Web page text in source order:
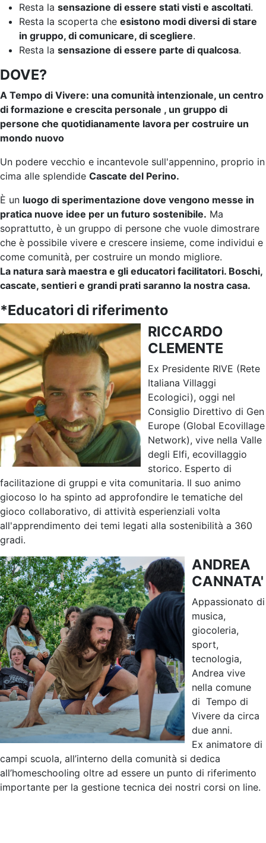
Resta la sensazione di essere stati visti e ascoltati.
Resta la scoperta che esistono modi diversi di stare
in gruppo, di comunicare, di scegliere.
Resta la sensazione di essere parte di qualcosa.
DOVE?
A Tempo di Vivere: una comunità intenzionale, un centro
di formazione e crescita personale , un gruppo di
persone che quotidianamente lavora per costruire un
mondo nuovo
Un podere vecchio e incantevole sull'appennino, proprio in
cima alle splendide Cascate del Perino.
È un luogo di sperimentazione dove vengono messe in
pratica nuove idee per un futuro sostenibile. Ma
soprattutto, è un gruppo di persone che vuole dimostrare
che è possibile vivere e crescere insieme, come individui e
come comunità, per costruire un mondo migliore.
La natura sarà maestra e gli educatori facilitatori. Boschi,
cascate, sentieri e grandi prati saranno la nostra casa.
*Educatori di riferimento
RICCARDO
CLEMENTE
Ex Presidente RIVE (Rete
Italiana Villaggi
Ecologici), oggi nel
Consiglio Direttivo di Gen
Europe (Global Ecovillage
Network), vive nella Valle
degli Elfi, ecovillaggio
storico. Esperto di
facilitazione di gruppi e vita comunitaria. Il suo animo
giocoso lo ha spinto ad approfondire le tematiche del
gioco collaborativo, di attività esperienziali volta
all'apprendimento dei temi legati alla sostenibilità a 360
gradi.
ANDREA
CANNATA'
Appassionato di
musica,
giocoleria,
sport,
tecnologia,
Andrea vive
nella comune
di Tempo di
Vivere da circa
due anni.
Ex animatore di
campi scuola, all’interno della comunità si dedica
all’homeschooling oltre ad essere un punto di riferimento
importante per la gestione tecnica dei nostri corsi on line.